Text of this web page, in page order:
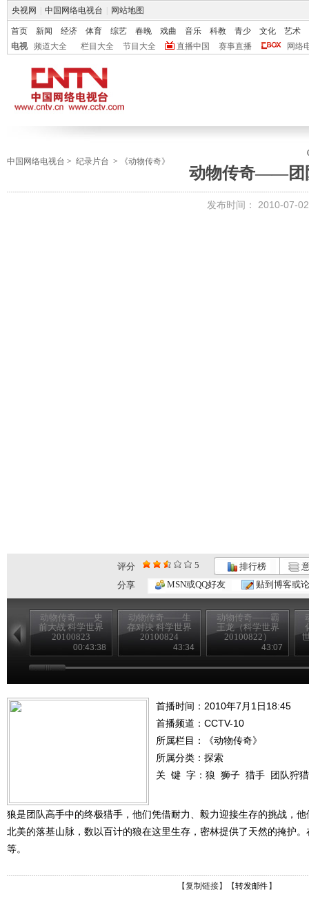
央视网 中国网络电视台 网站地图
首页 新闻 经济 体育 综艺 春晚 戏曲 音乐 科教 青少 文化
艺术
电视
频道大全 栏目大全 节目大全 直播中国 赛事直播 网络
中国网络电视台 > 纪录片台 > 《动物传奇》
动物传奇——团
发布时间： 2010-07-
评分 5 排行榜
分享
MSN或QQ好友 贴到博客或
动物传奇——史
前大战 科学世界
20100823
00:43:38
动物传奇——生
存对决 科学世界
20100824
43:34
动物传奇——霸
王龙（科学世界
20100822）
43:07
首播时间：2010年7月1日18:45
首播频道： CCTV-10
所属栏目：
《动物传奇》
所属分类：探索
关 键 字： 狼 狮子 猎手 团队狩猎
狼是团队高手中的终极猎手，他们凭借耐力、毅力迎接生存的挑战，
北美的落基山脉，数以百计的狼在这里生存，密林提供了天然的掩护
等。
【复制链接】【转发邮件 】